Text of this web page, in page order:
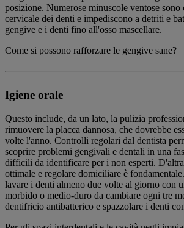
posizione. Numerose minuscole ventose sono
cervicale dei denti e impediscono a detriti e
gengive e i denti fino all'osso mascellare.
Come si possono rafforzare le gengive sane?
Igiene orale
Questo include, da un lato, la pulizia
rimuovere la placca dannosa, che dovrebbe
volte l'anno. Controlli regolari dal dentista
scoprire problemi gengivali e dentali in una
difficili da identificare per i non esperti.
ottimale e regolare domiciliare è
lavare i denti almeno due volte al giorno con
morbido o medio-duro da cambiare ogni tre
dentifricio antibatterico e spazzolare i denti